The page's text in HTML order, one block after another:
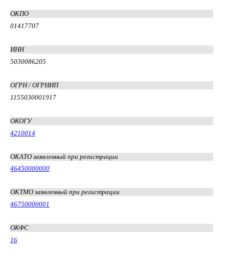
ОКПО
01417707
ИНН
5030086205
ОГРН / ОГРНИП
1155030001917
ОКОГУ
4210014
ОКАТО заявленный при регистрации
46450000000
ОКТМО заявленный при регистрации
46750000001
ОКФС
16